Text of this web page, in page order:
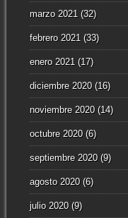
marzo 2021(32)
febrero 2021(33)
enero 2021(17)
diciembre 2020(16)
noviembre 2020(14)
octubre 2020(6)
septiembre 2020(9)
agosto 2020(6)
julio 2020(9)